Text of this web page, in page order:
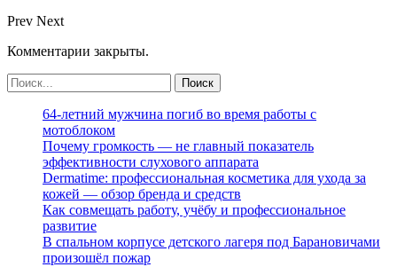
Prev Next
Комментарии закрыты.
64-летний мужчина погиб во время работы с
мотоблоком
Почему громкость — не главный показатель
эффективности слухового аппарата
Dermatime: профессиональная косметика для ухода за
кожей — обзор бренда и средств
Как совмещать работу, учёбу и профессиональное
развитие
В спальном корпусе детского лагеря под Барановичами
произошёл пожар